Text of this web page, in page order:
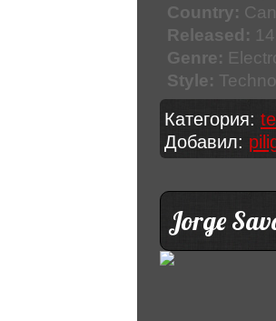
Country:
Released:
Genre:
Style:
Категория:
Добавил:
Jorge